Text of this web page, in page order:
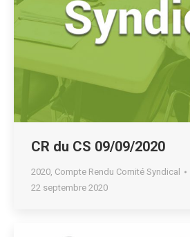
CR du CS 09/09/2020
2020, Compte Rendu Comité Syndical
22 septembre 2020